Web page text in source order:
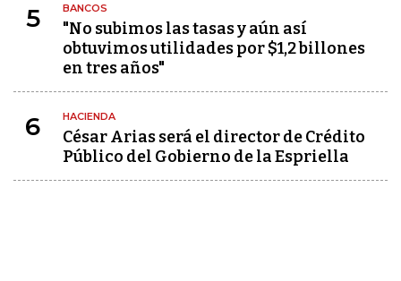
5 BANCOS
"No subimos las tasas y aún así
obtuvimos utilidades por $1,2 billones
en tres años"
6 HACIENDA
César Arias será el director de Crédito
Público del Gobierno de la Espriella